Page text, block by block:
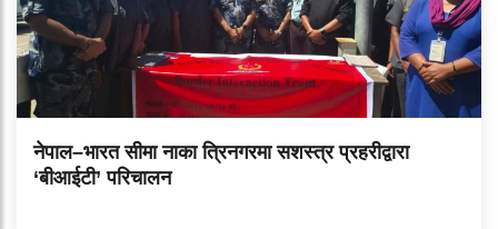
नेपाल–भारत सीमा नाका त्रिनगरमा सशस्त्र प्रहरीद्वारा
‘बीआईटी’ परिचालन